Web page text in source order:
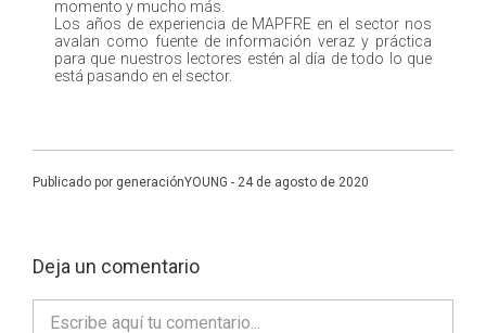
momento y mucho más.
Los años de experiencia de MAPFRE en el sector nos
avalan como fuente de información veraz y práctica
para que nuestros lectores estén al día de todo lo que
está pasando en el sector.
Publicado por generaciónYOUNG - 24 de agosto de 2020
Deja un comentario